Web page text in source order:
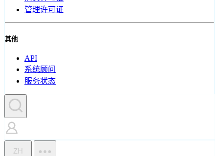
管理许可证
其他
API
系统顾问
服务状态
ZH